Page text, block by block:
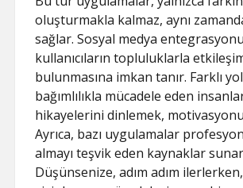
oluşturmakla kalmaz, aynı
sağlar. Sosyal medya
kullanıcıların topluluklarla
bulunmasına imkan tanır. Farklı
bağımlılıkla mücadele eden
hikayelerini dinlemek,
Ayrıca, bazı uygulamalar
almayı teşvik eden kaynaklar
Düşünsenize, adım adım ilerlerken,